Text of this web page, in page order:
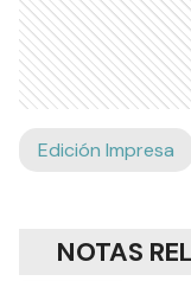
Edición Impresa
NOTAS